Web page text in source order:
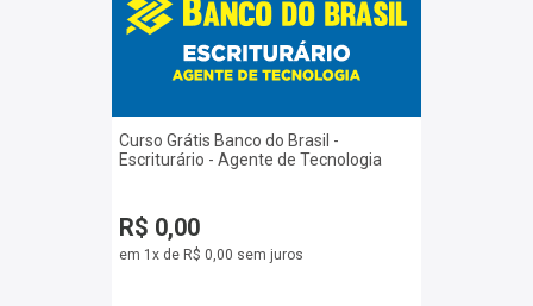
Curso Grátis Banco do Brasil -
Escriturário - Agente de Tecnologia
R$ 0,00
em 1x de R$ 0,00 sem juros